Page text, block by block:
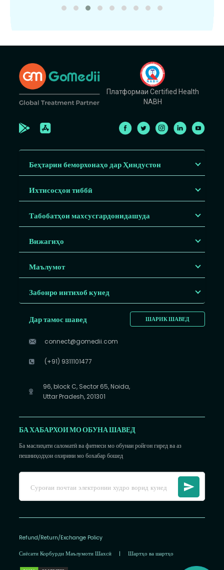
Платформаи Certified Health
NABH
Беҳтарин беморхонаҳо дар Ҳиндустон
Ихтисосҳои тиббӣ
Табобатҳои махсусгардонидашуда
Вижагиҳо
Маълумот
Забонро интихоб кунед
ШАРИК ШАВЕД
Дар тамос шавед
connect@gomedii.com
(+91) 9311101477
96, block C, Sector 65, Noida,
Uttar Pradesh, 201301
БА ХАБАРХОИ МО ОБУНА ШАВЕД
Ба маслиҳати саломатӣ ва фитнеси мо обунаи ройгон гиред ва аз
пешниҳодҳои охирини мо бохабар бошед
Refund/Return/Exchange Policy
Сиёсати Корбурди Маълумоти Шахсӣ | Шартҳо ва шартҳо